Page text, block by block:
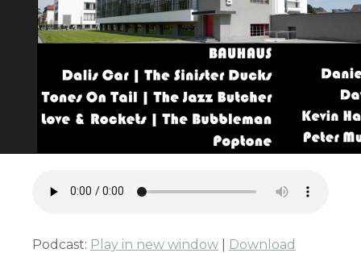
Podcast: Play in new window
Download